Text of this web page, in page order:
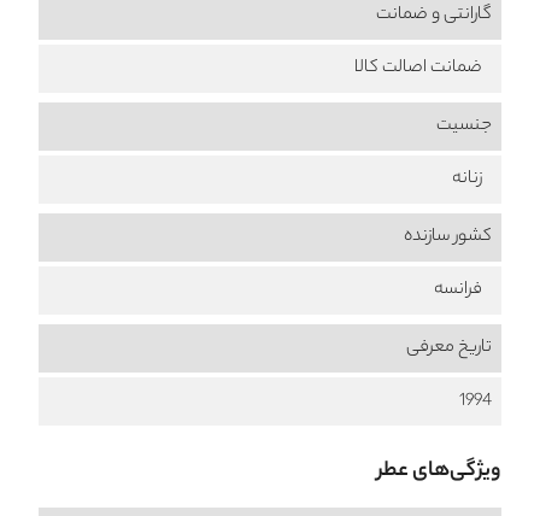
گارانتی و ضمانت
ضمانت اصالت کالا
جنسیت
زنانه
کشور سازنده
فرانسه
تاریخ معرفی
1994
ویژگی‌های عطر